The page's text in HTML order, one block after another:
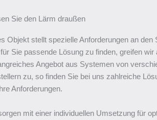
Sie den Lärm draußen
Objekt stellt spezielle Anforderungen an den
Sie passende Lösung zu finden, greifen wir
Angebot aus Systemen von
zu, so finden Sie bei uns zahlreiche
Anforderungen.
mit einer individuellen Umsetzung für